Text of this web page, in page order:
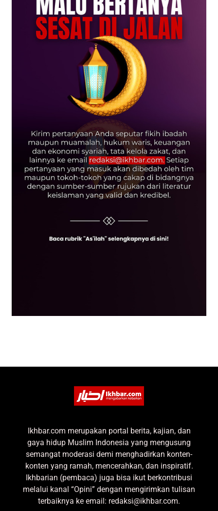
Ikhbar.com merupakan portal berita, kajian, dan
gaya hidup Muslim Indonesia yang mengusung
semangat moderasi demi menghadirkan konten-
konten yang ramah, mencerahkan, dan inspiratif.
Ikhbarian (pembaca) juga bisa ikut berkontribusi
melalui kanal “Opini” dengan mengirimkan tulisan
terbaiknya ke email: redaksi@ikhbar.com.